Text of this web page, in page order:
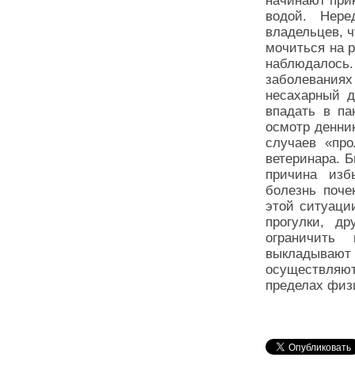
водой.
владельцев,
мочиться на
несахарный
впадать в
осмотр
случаев
ветеринара.
причина
болезнь
этой
прогулки,
пределах